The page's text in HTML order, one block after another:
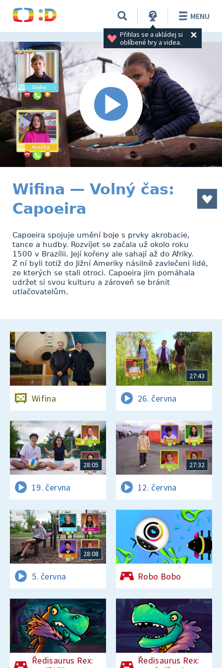
Přihlas se a ukládej si
oblíbené hry a videa.
MENU
Wifina — Volný čas:
Capoeira
Capoeira spojuje umění boje s prvky akrobacie,
tance a hudby. Rozvíjet se začala už okolo roku
1500 v Brazílii. Její kořeny ale sahají až do Afriky.
Z ní byli totiž do Jižní Ameriky násilně zavlečeni lidé,
ze kterých se stali otroci. Capoeira jim pomáhala
udržet si svou kulturu a zároveň se bránit
utlačovatelům.
Wifina
27:43
26. června
28:05
19. června
27:32
12. června
28:08
5. června Robo Bobo
Ředisaurus Rex:
Ředisaurus Rex: